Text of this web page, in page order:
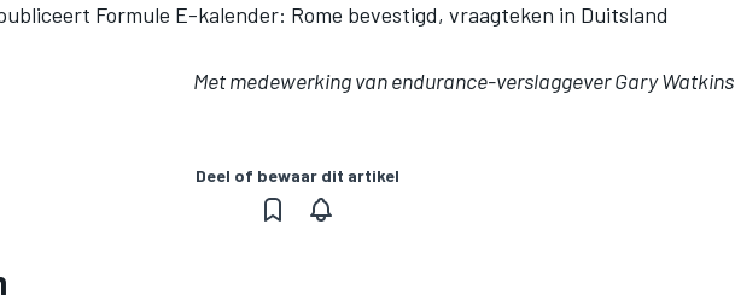
Formule E-kalender: Rome bevestigd, vraagteken in Duitsland
Met medewerking van endurance-verslaggever Gary Watkins
Deel of bewaar dit artikel